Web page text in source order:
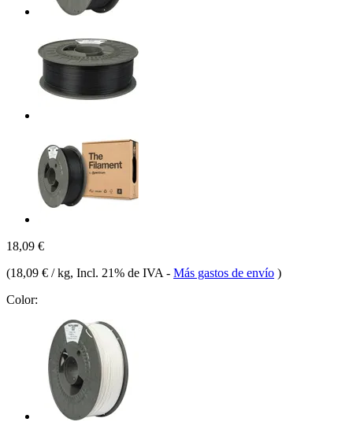
18,09 €
(18,09 € / kg, Incl. 21% de IVA - Más gastos de envío )
Color: